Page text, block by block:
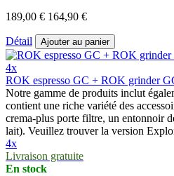
189,00 € 164,90 €
Détail Ajouter au panier
4x
ROK espresso GC + ROK grinder
Notre gamme de produits inclut
contient une riche variété des
crema-plus porte filtre, un entonnoir
lait). Veuillez trouver la version
4x
Livraison gratuite
En stock